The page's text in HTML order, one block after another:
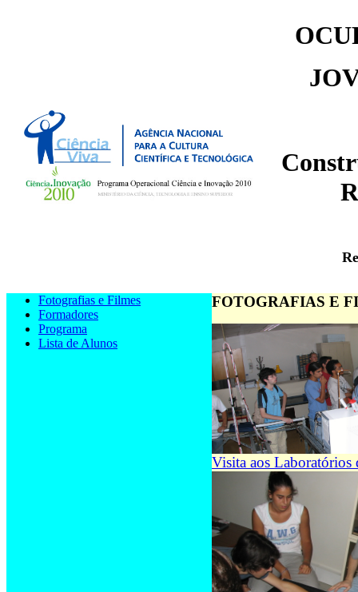
Fotografias e Filmes
Formadores
Programa
Lista de Alunos
FOTOGRAFIAS E
Visita aos Laboratórios